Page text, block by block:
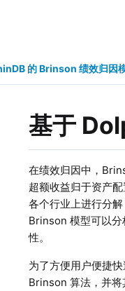
的 Brinson 绩效归因
基于
在绩效归因中，
超额收益归于资产
各个行业上进行分
Brinson 模型可以分
性。
为了方便用户便捷
Brinson 算法，并